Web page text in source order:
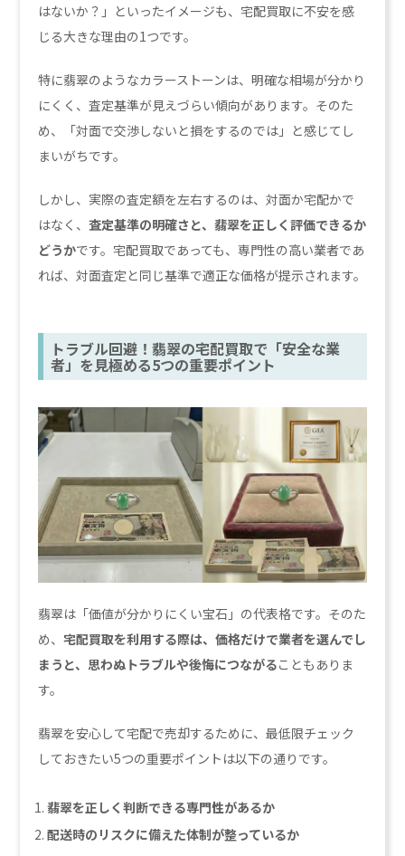
はないか？」といったイメージも、宅配買取に不安を感
じる大きな理由の1つです。
特に翡翠のようなカラーストーンは、明確な相場が分かり
にくく、査定基準が見えづらい傾向があります。そのた
め、「対面で交渉しないと損をするのでは」と感じてし
まいがちです。
しかし、実際の査定額を左右するのは、対面か宅配かで
はなく、査定基準の明確さと、翡翠を正しく評価できるか
どうかです。宅配買取であっても、専門性の高い業者であ
れば、対面査定と同じ基準で適正な価格が提示されます。
トラブル回避！翡翠の宅配買取で「安全な業
者」を見極める5つの重要ポイント
翡翠は「価値が分かりにくい宝石」の代表格です。そのた
め、宅配買取を利用する際は、価格だけで業者を選んでし
まうと、思わぬトラブルや後悔につながることもありま
す。
翡翠を安心して宅配で売却するために、最低限チェック
しておきたい5つの重要ポイントは以下の通りです。
翡翠を正しく判断できる専門性があるか
配送時のリスクに備えた体制が整っているか